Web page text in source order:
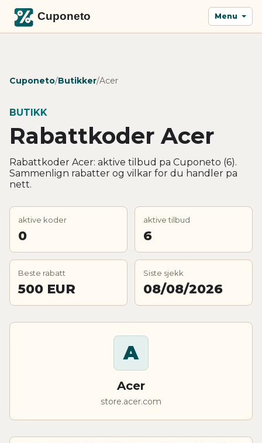
Menu
Cuponeto/Butikker/Acer
BUTIKK
Rabattkoder Acer
Rabattkoder Acer: aktive tilbud pa Cuponeto (6).
Sammenlign rabatter og vilkar for du handler pa
nett.
aktive koder
0
aktive tilbud
6
Beste rabatt
500 EUR
Siste sjekk
08/08/2026
A
Acer
store.acer.com